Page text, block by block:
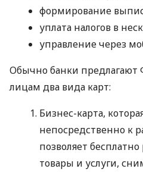
формирование
уплата налогов в
управление через
Обычно банки
лицам два вида карт:
Бизнес-карта,
непосредственно к
позволяет
товары и услуги,